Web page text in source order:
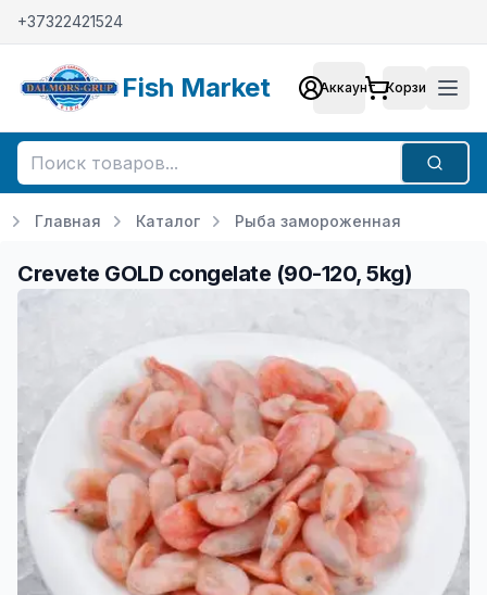
+37322421524
Fish Market Аккаунт
АккаунтКорзина
Поиск
Главная Каталог Рыба замороженная
Crevete GOLD congelate (90-120, 5kg)